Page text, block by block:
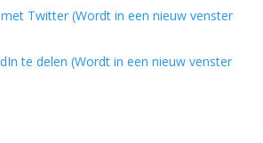
Twitter (Wordt in een nieuw venster
te delen (Wordt in een nieuw venster